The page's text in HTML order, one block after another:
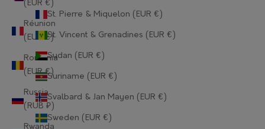
(EUR €)
Réunion
(EUR €)
Romania
(EUR €)
Russia
(RUB ₽)
Rwanda
St. Pierre & Miquelon (EUR €)
St. Vincent & Grenadines (EUR €)
Sudan (EUR €)
Suriname (EUR €)
Svalbard & Jan Mayen (EUR €)
Sweden (EUR €)
Hong Kong SAR (EUR €)
Hungary (EUR €)
Iceland (EUR €)
India (EUR €)
Indonesia (EUR €)